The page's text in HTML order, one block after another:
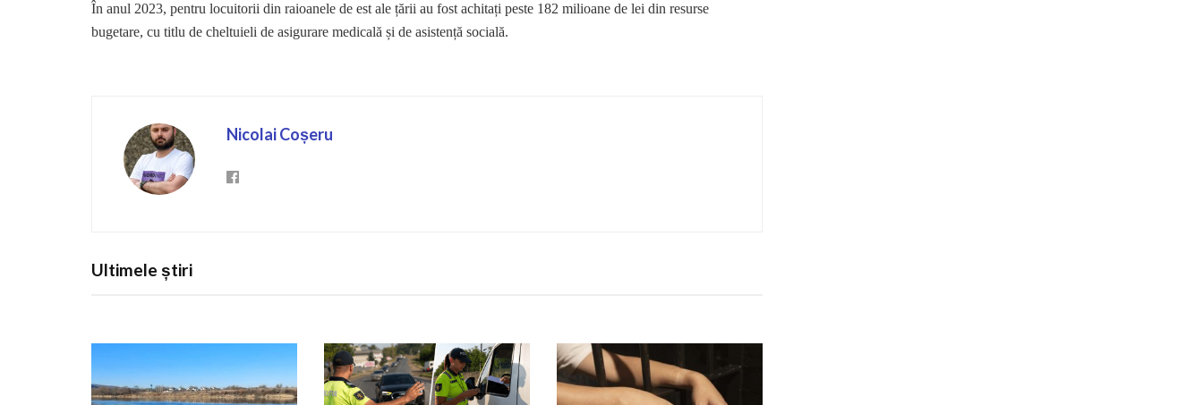
În anul 2023, pentru locuitorii din raioanele de est ale țării au fost achitați peste 182 milioane de lei din resurse
bugetare, cu titlu de cheltuieli de asigurare medicală și de asistență socială.
Nicolai Coșeru
Ultimele știri